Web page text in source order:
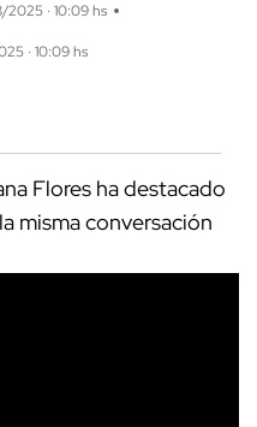
· 10:09 hs
· 10:09 hs
Flores ha destacado
misma conversación